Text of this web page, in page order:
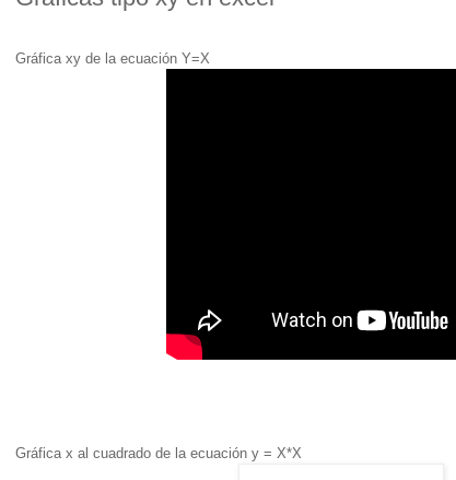
Gráfica xy de la ecuación Y=X
Gráfica x al cuadrado de la ecuación y = X*X